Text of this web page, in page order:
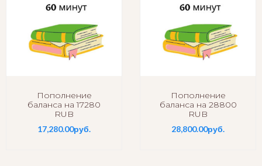
Пополнение
баланса на 17280
RUB
17,280.00руб.
Пополнение
баланса на 28800
RUB
28,800.00руб.